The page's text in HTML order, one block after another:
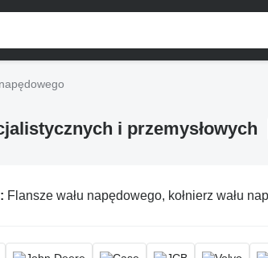
i przemysłowych
Flansze wału napędowego, kołnierz wału